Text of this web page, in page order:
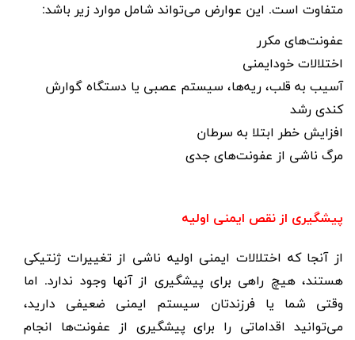
متفاوت است. این عوارض می‌تواند شامل موارد زیر باشد:
عفونت‌های مکرر
اختلالات خودایمنی
آسیب به قلب، ریه‌ها، سیستم عصبی یا دستگاه گوارش
کندی رشد
افزایش خطر ابتلا به سرطان
مرگ ناشی از عفونت‌های جدی
پیشگیری از نقص ایمنی اولیه
از آنجا که اختلالات ایمنی اولیه ناشی از تغییرات ژنتیکی
هستند، هیچ راهی برای پیشگیری از آنها وجود ندارد. اما
وقتی شما یا فرزندتان سیستم ایمنی ضعیفی دارید،
می‌توانید اقداماتی را برای پیشگیری از عفونت‌ها انجام